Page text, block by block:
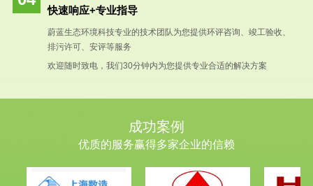
快速响应+专业指导
蔚蓝生态环境科技专业的技术团队为您提供环评咨询、竣工验收、
排污许可、安评等服务
欢迎随时致电，我们30分钟内为您提供专业合适的解决方案
成功案例
优质的服务赢得多家企业的信赖